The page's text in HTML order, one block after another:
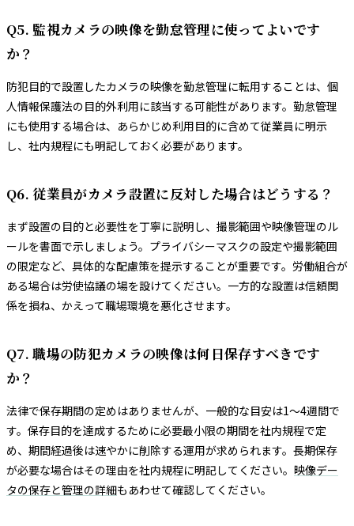
Q5. 監視カメラの映像を勤怠管理に使ってよいです
か？
防犯目的で設置したカメラの映像を勤怠管理に転用することは、個
人情報保護法の目的外利用に該当する可能性があります。勤怠管理
にも使用する場合は、あらかじめ利用目的に含めて従業員に明示
し、社内規程にも明記しておく必要があります。
Q6. 従業員がカメラ設置に反対した場合はどうする？
まず設置の目的と必要性を丁寧に説明し、撮影範囲や映像管理のル
ールを書面で示しましょう。プライバシーマスクの設定や撮影範囲
の限定など、具体的な配慮策を提示することが重要です。労働組合が
ある場合は労使協議の場を設けてください。一方的な設置は信頼関
係を損ね、かえって職場環境を悪化させます。
Q7. 職場の防犯カメラの映像は何日保存すべきです
か？
法律で保存期間の定めはありませんが、一般的な目安は1〜4週間で
す。保存目的を達成するために必要最小限の期間を社内規程で定
め、期間経過後は速やかに削除する運用が求められます。長期保存
が必要な場合はその理由を社内規程に明記してください。 映像デー
タの保存と管理の詳細もあわせて確認してください。